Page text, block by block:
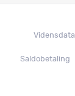
Saldobetaling